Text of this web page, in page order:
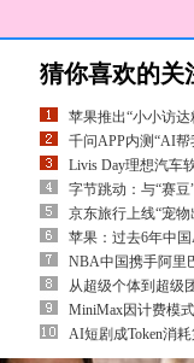
猜你喜欢的关
苹果推出“小小访
千问APP内测“AI帮
Livis Day理想汽车
字节跳动：与“赛
京东旅行上线“宠物
苹果：过去6年中
NBA中国携手阿里
从超级个体到超级
MiniMax因计费模
AI短剧成Token消